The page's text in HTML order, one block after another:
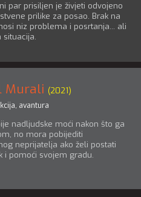
par prisiljen je živjeti odvojeno
prilike za posao. Brak na
niz problema i posrtanja... ali
situacija.
Murali (2021)
, avantura
nadljudske moći nakon što ga
no mora pobijediti
neprijatelja ako želi postati
i pomoći svojem gradu.